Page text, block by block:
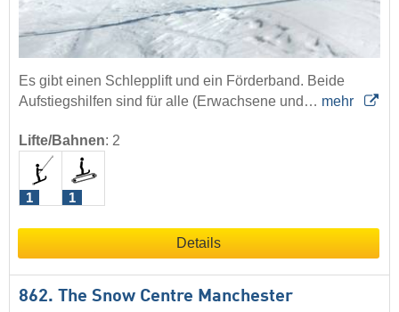
Es gibt einen Schlepplift und ein Förderband. Beide
Aufstiegshilfen sind für alle (Erwachsene und… mehr
Lifte/Bahnen: 2
1 1
Details
862. The Snow Centre Manchester